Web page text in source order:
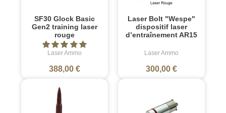
SF30 Glock Basic
Gen2 training laser
rouge
Laser Ammo
388,00 €
Laser Bolt "Wespe"
dispositif laser
d’entraînement AR15
Laser Ammo
300,00 €